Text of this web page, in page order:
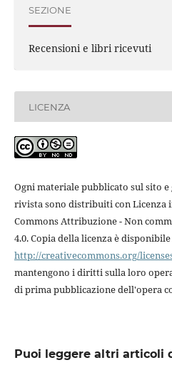
SEZIONE
Recensioni e libri ricevuti
LICENZA
Ogni materiale pubblicato sul sito
rivista sono distribuiti con Licenza
Commons Attribuzione - Non
4.0. Copia della licenza è
http://creativecommons.org/
mantengono i diritti sulla loro
di prima pubblicazione dell'opera
Puoi leggere altri articoli